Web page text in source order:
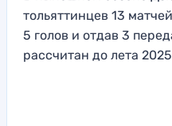
тольяттинцев 13
5 голов и отдав 3
рассчитан до лета